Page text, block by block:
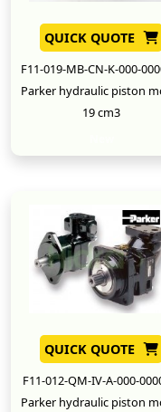
QUICK QUOTE
F11-019-MB-CN-K-000-
Parker hydraulic piston
19 cm3
QUICK QUOTE
F11-012-QM-IV-A-000-
Parker hydraulic piston